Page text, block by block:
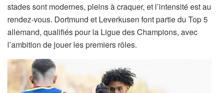
stades sont modernes, pleins à craquer, et l’intensité est au
rendez-vous. Dortmund et Leverkusen font partie du Top 5
allemand, qualifiés pour la Ligue des Champions, avec
l’ambition de jouer les premiers rôles.